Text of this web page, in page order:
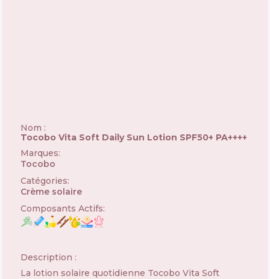
Nom :
Tocobo Vita Soft Daily Sun Lotion SPF50+ PA++++
Marques:
Tocobo
Catégories:
Crème solaire
Composants Actifs:
Description :
La lotion solaire quotidienne Tocobo Vita Soft